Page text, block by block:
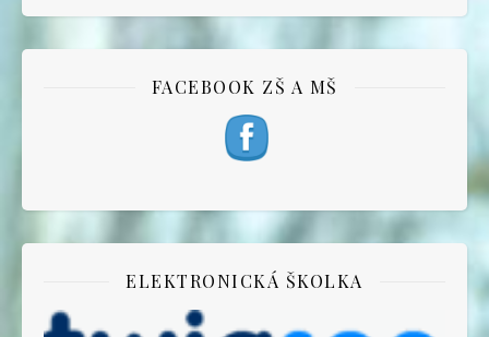
FACEBOOK ZŠ A MŠ
ELEKTRONICKÁ ŠKOLKA